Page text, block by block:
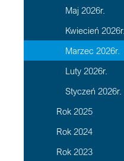
Maj 2026r.
Kwiecień 2026r.
Marzec 2026r.
Luty 2026r.
Styczeń 2026r.
Rok 2025
Rok 2024
Rok 2023